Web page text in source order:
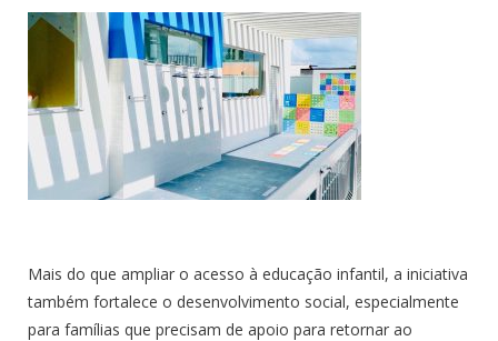
Mais do que ampliar o acesso à educação infantil, a iniciativa
também fortalece o desenvolvimento social, especialmente
para famílias que precisam de apoio para retornar ao